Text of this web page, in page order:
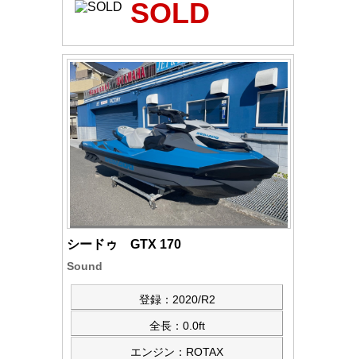
SOLD
シードゥ GTX 170
Sound
登録：2020/R2
全長：0.0ft
エンジン：ROTAX